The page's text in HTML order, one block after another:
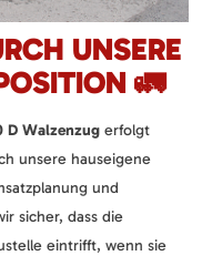
UNSERE
🚛
D Walzenzug erfolgt
unsere hauseigene
und
sicher, dass die
eintrifft, wenn sie